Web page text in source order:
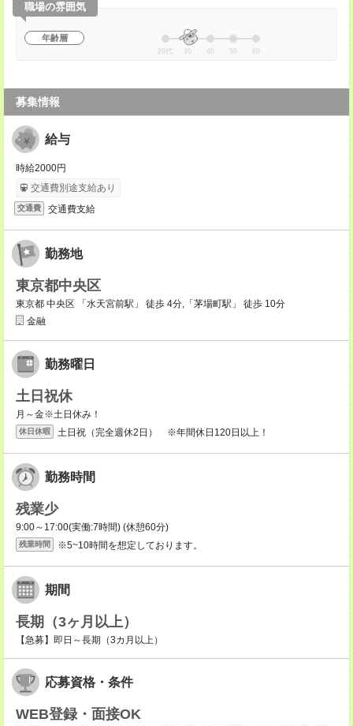
職場の雰囲気
年齢層
20代 30 40 50 60
募集情報
給与
時給2000円
交通費別途支給あり
交通費 交通費支給
勤務地
東京都中央区
東京都 中央区 「水天宮前駅」 徒歩 4分,「茅場町駅」 徒歩 10分
金融
勤務曜日
土日祝休
月～金※土日休み！
休日休暇 土日祝（完全週休2日） ※年間休日120日以上！
勤務時間
残業少
9:00～17:00(実働:7時間) (休憩60分)
残業時間 ※5~10時間を想定しております。
期間
長期（3ヶ月以上）
【急募】即日～長期（3カ月以上）
応募資格・条件
WEB登録・面接OK